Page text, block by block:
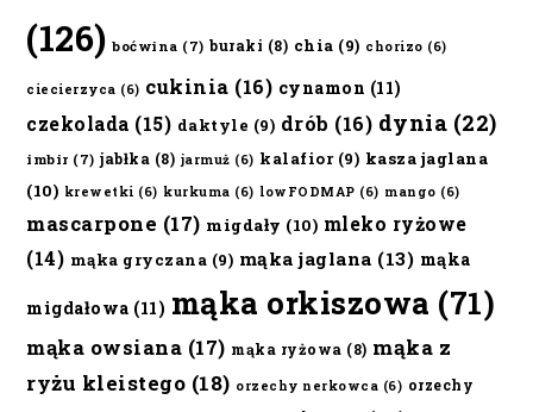
(126) boćwina (7) buraki (8) chia (9) chorizo (6)
ciecierzyca (6) cukinia (16) cynamon (11)
czekolada (15) daktyle (9) drób (16) dynia (22)
imbir (7) jabłka (8) jarmuż (6) kalafior(9) kasza jaglana
(10) krewetki (6) kurkuma (6) lowFODMAP (6) mango (6)
mascarpone (17) migdały (10) mleko ryżowe
(14) mąka gryczana (9) mąka jaglana (13) mąka
migdałowa (11) mąka orkiszowa (71)
mąka owsiana (17) mąka ryżowa (8) mąka z
ryżu kleistego (18) orzechy nerkowca (6) orzechy